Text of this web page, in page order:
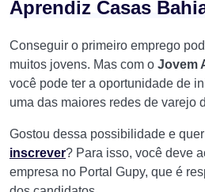
Aprendiz Casas
Conseguir o primeiro emprego
muitos jovens. Mas com o Jovem
você pode ter a oportunidade de
uma das maiores redes de varejo
Gostou dessa possibilidade e
inscrever? Para isso, você deve
empresa no Portal Gupy, que é